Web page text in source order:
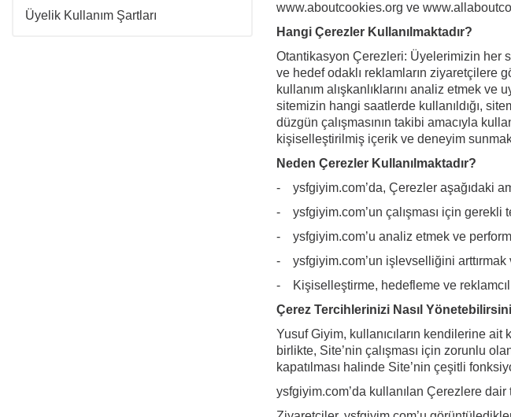
Üyelik Kullanım Şartları
www.aboutcookies.org ve
Hangi Çerezler Kullanılmaktadır?
Otantikasyon Çerezleri: Üyelerimizin her
ve hedef odaklı reklamların ziyaretçilere
kullanım alışkanlıklarını analiz etmek
sitemizin hangi saatlerde kullanıldığı,
düzgün çalışmasının takibi amacıyla
kişiselleştirilmiş içerik ve deneyim
Neden Çerezler Kullanılmaktadır?
- ysfgiyim.com’da, Çerezler aşağıdaki
- ysfgiyim.com’un çalışması için gerekli
- ysfgiyim.com’u analiz etmek ve
- ysfgiyim.com’un işlevselliğini arttırmak
- Kişiselleştirme, hedefleme ve
Çerez Tercihlerinizi Nasıl
Yusuf Giyim, kullanıcıların kendilerine
birlikte, Site’nin çalışması için zorunlu
kapatılması halinde Site’nin çeşitli
ysfgiyim.com’da kullanılan Çerezlere